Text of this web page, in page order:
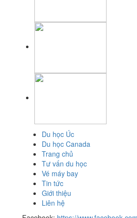
Du học Úc
Du học Canada
Trang chủ
Tư vấn du học
Vé máy bay
Tin tức
Giới thiệu
Liên hệ